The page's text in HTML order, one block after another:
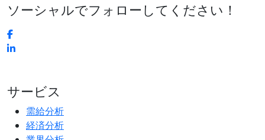
ソーシャルでフォローしてください！
サービス
需給分析
経済分析